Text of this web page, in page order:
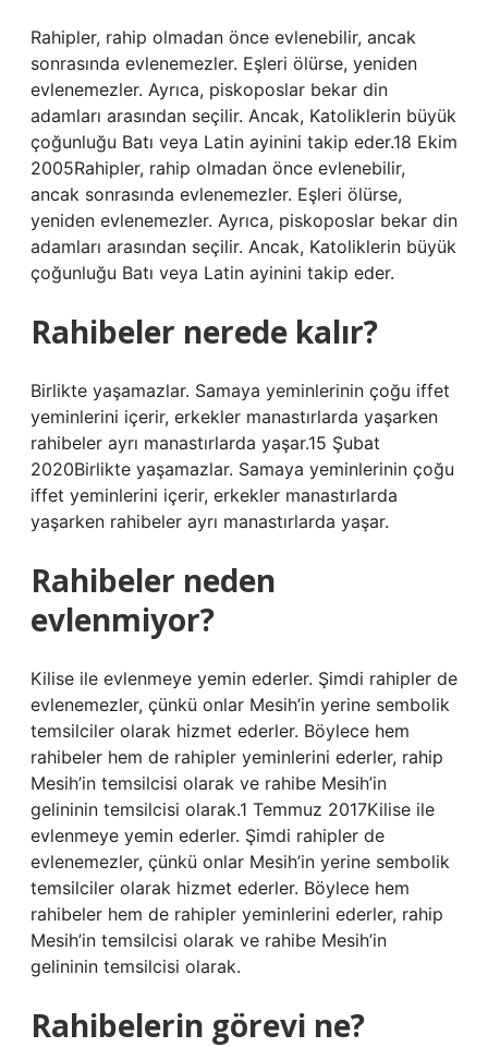
Rahipler, rahip olmadan önce evlenebilir, ancak
sonrasında evlenemezler. Eşleri ölürse, yeniden
evlenemezler. Ayrıca, piskoposlar bekar din
adamları arasından seçilir. Ancak, Katoliklerin büyük
çoğunluğu Batı veya Latin ayinini takip eder.18 Ekim
2005Rahipler, rahip olmadan önce evlenebilir,
ancak sonrasında evlenemezler. Eşleri ölürse,
yeniden evlenemezler. Ayrıca, piskoposlar bekar din
adamları arasından seçilir. Ancak, Katoliklerin büyük
çoğunluğu Batı veya Latin ayinini takip eder.
Rahibeler nerede kalır?
Birlikte yaşamazlar. Samaya yeminlerinin çoğu iffet
yeminlerini içerir, erkekler manastırlarda yaşarken
rahibeler ayrı manastırlarda yaşar.15 Şubat
2020Birlikte yaşamazlar. Samaya yeminlerinin çoğu
iffet yeminlerini içerir, erkekler manastırlarda
yaşarken rahibeler ayrı manastırlarda yaşar.
Rahibeler neden
evlenmiyor?
Kilise ile evlenmeye yemin ederler. Şimdi rahipler de
evlenemezler, çünkü onlar Mesih’in yerine sembolik
temsilciler olarak hizmet ederler. Böylece hem
rahibeler hem de rahipler yeminlerini ederler, rahip
Mesih’in temsilcisi olarak ve rahibe Mesih’in
gelininin temsilcisi olarak.1 Temmuz 2017Kilise ile
evlenmeye yemin ederler. Şimdi rahipler de
evlenemezler, çünkü onlar Mesih’in yerine sembolik
temsilciler olarak hizmet ederler. Böylece hem
rahibeler hem de rahipler yeminlerini ederler, rahip
Mesih’in temsilcisi olarak ve rahibe Mesih’in
gelininin temsilcisi olarak.
Rahibelerin görevi ne?